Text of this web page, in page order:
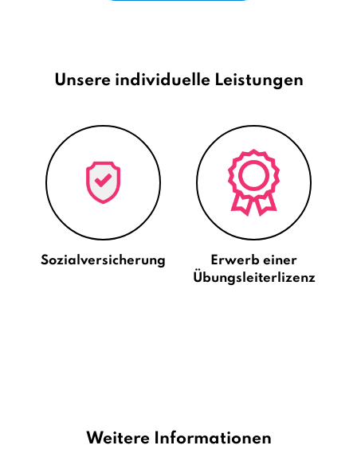
Unsere individuelle Leistungen
Sozialversicherung
Erwerb einer
Übungsleiterlizenz
Weitere Informationen